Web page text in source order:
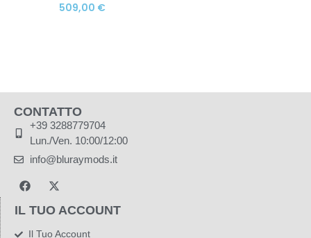
509,00 €
CONTATTO
+39 3288779704
Lun./Ven. 10:00/12:00
info@bluraymods.it
IL TUO ACCOUNT
Il Tuo Account